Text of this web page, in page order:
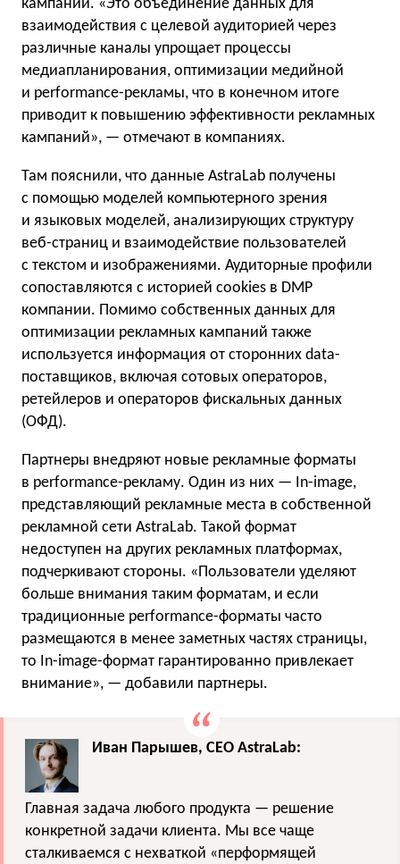
кампаний. «Это объединение данных для
взаимодействия с целевой аудиторией через
различные каналы упрощает процессы
медиапланирования, оптимизации медийной
и performance-рекламы, что в конечном итоге
приводит к повышению эффективности рекламных
кампаний», — отмечают в компаниях.
Там пояснили, что данные AstraLab получены
с помощью моделей компьютерного зрения
и языковых моделей, анализирующих структуру
веб-страниц и взаимодействие пользователей
с текстом и изображениями. Аудиторные профили
сопоставляются с историей cookies в DMP
компании. Помимо собственных данных для
оптимизации рекламных кампаний также
используется информация от сторонних data-
поставщиков, включая сотовых операторов,
ретейлеров и операторов фискальных данных
(ОФД).
Партнеры внедряют новые рекламные форматы
в performance-рекламу. Один из них — In-image,
представляющий рекламные места в собственной
рекламной сети AstraLab. Такой формат
недоступен на других рекламных платформах,
подчеркивают стороны. «Пользователи уделяют
больше внимания таким форматам, и если
традиционные performance-форматы часто
размещаются в менее заметных частях страницы,
то In-image-формат гарантированно привлекает
внимание», — добавили партнеры.
Иван Парышев, СЕО AstraLab:
Главная задача любого продукта — решение
конкретной задачи клиента. Мы все чаще
сталкиваемся с нехваткой «перформящей